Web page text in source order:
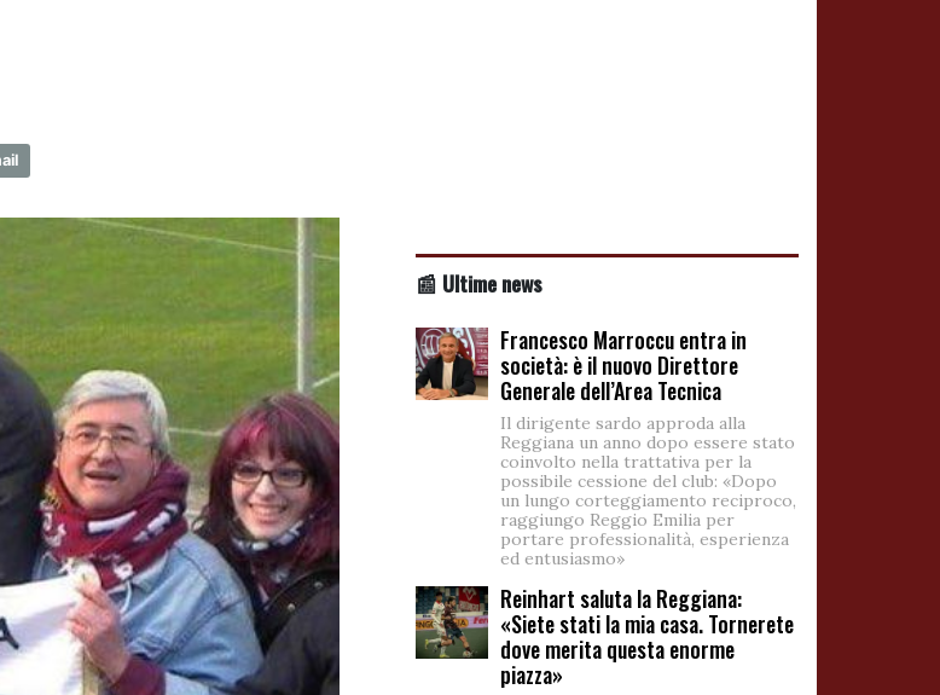
📰 Ultime news
Francesco Marroccu entra in
società: è il nuovo Direttore
Generale dell’Area Tecnica
Il dirigente sardo approda alla
Reggiana un anno dopo essere stato
coinvolto nella trattativa per la
possibile cessione del club: «Dopo
un lungo corteggiamento reciproco,
raggiungo Reggio Emilia per
portare professionalità, esperienza
ed entusiasmo»
Reinhart saluta la Reggiana:
«Siete stati la mia casa. Tornerete
dove merita questa enorme
piazza»